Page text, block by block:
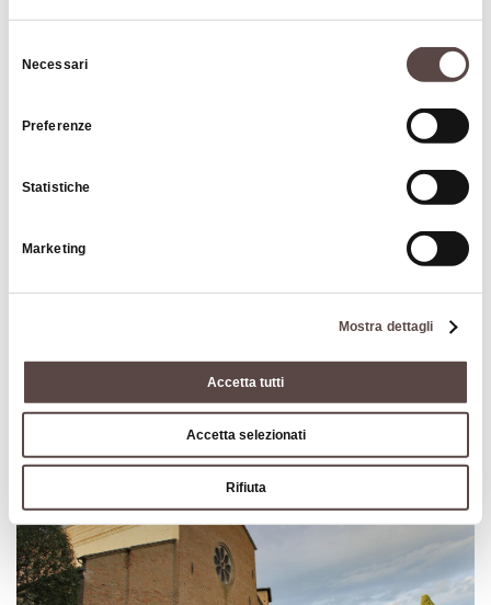
delNecessari
Preferenze
Statistiche
Marketing
Mostra dettagli
Accetta tutti
Accetta selezionati
Rifiuta
Mongiorgio Castle - A journey among villas
MONTE SAN PIETRO
FROM€ 30
eXtraBO Gift Card
ACTIVITY